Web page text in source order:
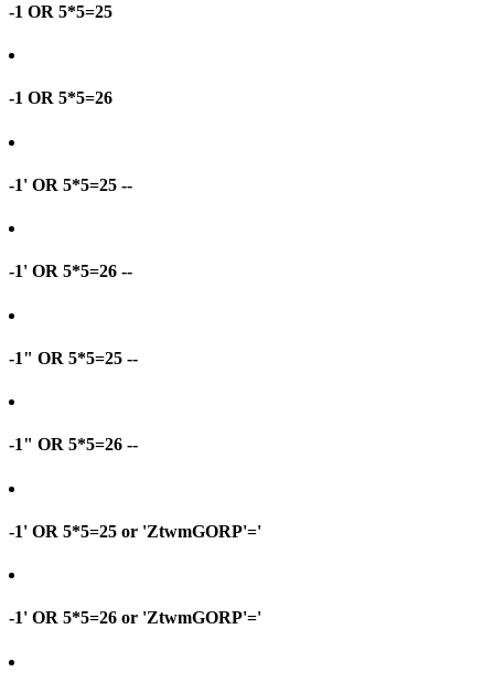
-1 OR 5*5=25
-1 OR 5*5=26
-1' OR 5*5=25 --
-1' OR 5*5=26 --
-1" OR 5*5=25 --
-1" OR 5*5=26 --
-1' OR 5*5=25 or 'ZtwmGORP'='
-1' OR 5*5=26 or 'ZtwmGORP'='